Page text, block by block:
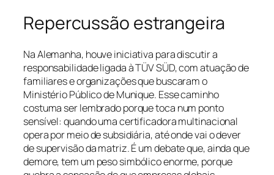
Repercussão estrangeira
Na Alemanha, houve iniciativa para discutir a
responsabilidade ligada à TÜV SÜD, com atuação de
familiares e organizações que buscaram o
Ministério Público de Munique. Esse caminho
costuma ser lembrado porque toca num ponto
sensível: quando uma certificadora multinacional
opera por meio de subsidiária, até onde vai o dever
de supervisão da matriz. É um debate que, ainda que
demore, tem um peso simbólico enorme, porque